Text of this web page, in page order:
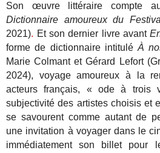
Son œuvre littéraire compte
Dictionnaire amoureux du
2021). Et son dernier livre avant
forme de dictionnaire intitulé À
Marie Colmant et Gérard Lefort
2024), voyage amoureux à la
acteurs français, « ode à trois
subjectivité des artistes choisis et
se savourent comme autant de
une invitation à voyager dans le
immédiatement son billet pour